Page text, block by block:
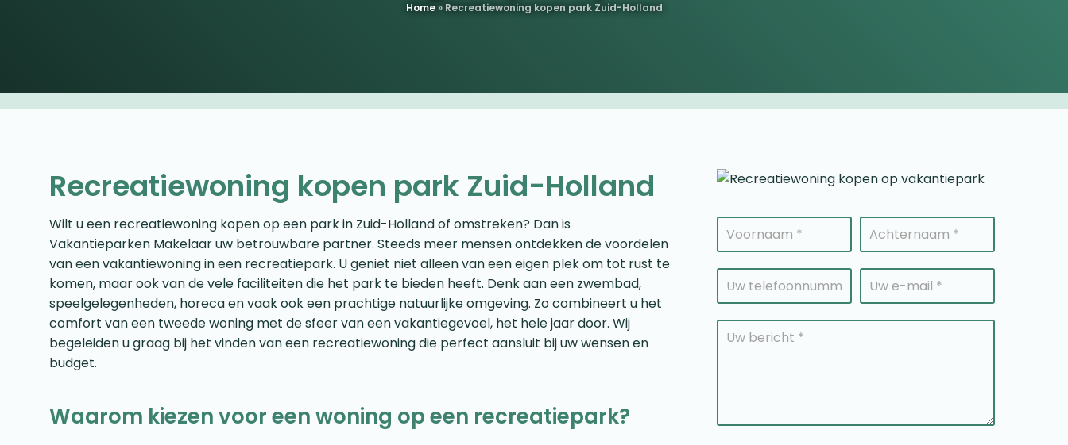
Home» Recreatiewoning kopen park Zuid-Holland
Recreatiewoning kopen park Zuid-Holland
Wilt u een recreatiewoning kopen op een park in Zuid-Holland of omstreken? Dan is
Vakantieparken Makelaar uw betrouwbare partner. Steeds meer mensen ontdekken de voordelen
van een vakantiewoning in een recreatiepark. U geniet niet alleen van een eigen plek om tot rust te
komen, maar ook van de vele faciliteiten die het park te bieden heeft. Denk aan een zwembad,
speelgelegenheden, horeca en vaak ook een prachtige natuurlijke omgeving. Zo combineert u het
comfort van een tweede woning met de sfeer van een vakantiegevoel, het hele jaar door. Wij
begeleiden u graag bij het vinden van een recreatiewoning die perfect aansluit bij uw wensen en
budget.
Waarom kiezen voor een woning op een recreatiepark?